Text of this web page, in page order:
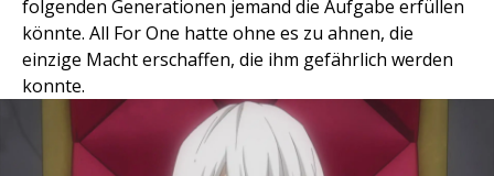
folgenden Generationen jemand die Aufgabe erfüllen
könnte. All For One hatte ohne es zu ahnen, die
einzige Macht erschaffen, die ihm gefährlich werden
konnte.